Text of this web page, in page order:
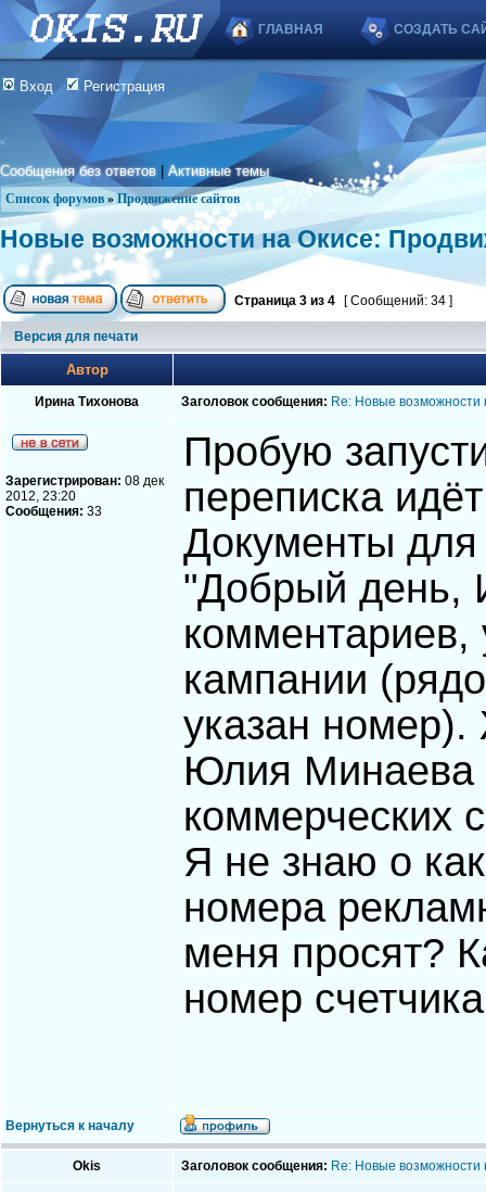
ГЛАВНАЯ СОЗДАТЬ
Вход Регистрация
Сообщения без ответов |Активные темы
Список форумов » Продвижение сайтов
Новые возможности на Окисе:
Страница 3 из 4 [ Сообщений: 34 ]
Версия для печати
Автор
Ирина Тихонова Заголовок сообщения: Re: Новые возможности
Зарегистрирован: 08 дек
2012, 23:20
Сообщения: 33
Пробую
переписка
Документы
"Добрый день,
кампании
указан
Юлия Минаева
коммерческих
Я не знаю о
номера
меня просят?
номер
Вернуться к началу
Okis Заголовок сообщения: Re: Новые возможности